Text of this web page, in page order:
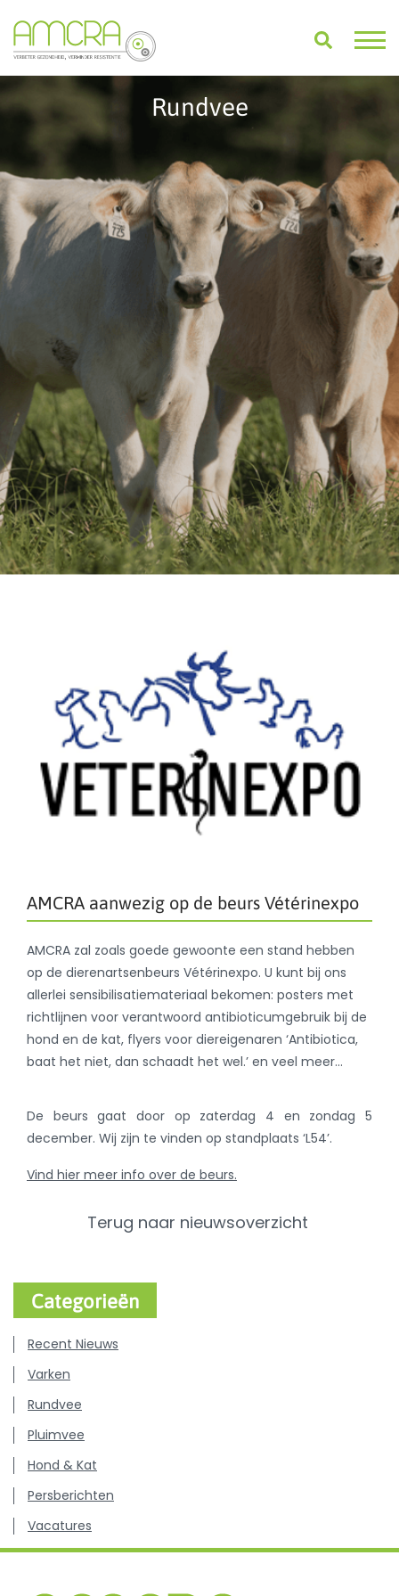
Rundvee
AMCRA aanwezig op de beurs Vétérinexpo
AMCRA zal zoals goede gewoonte een stand hebben
op de dierenartsenbeurs Vétérinexpo. U kunt bij ons
allerlei sensibilisatiemateriaal bekomen: posters met
richtlijnen voor verantwoord antibioticumgebruik bij de
hond en de kat, flyers voor diereigenaren ‘Antibiotica,
baat het niet, dan schaadt het wel.’ en veel meer…
De beurs gaat door op zaterdag 4 en zondag 5
december. Wij zijn te vinden op standplaats ‘L54’.
Vind hier meer info over de beurs.
Terug naar nieuwsoverzicht
Categorieën
Recent Nieuws
Varken
Rundvee
Pluimvee
Hond & Kat
Persberichten
Vacatures